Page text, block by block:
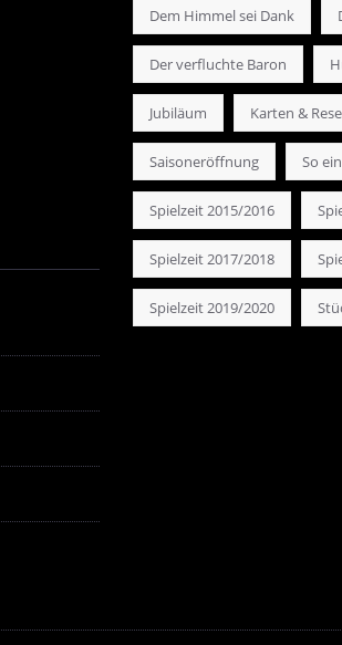
Dem Himmel sei Dank
Der verfluchte Baron
Jubiläum Karten &
Saisoneröffnung So
Spielzeit 2015/2016
Spielzeit 2017/2018
Spielzeit 2019/2020